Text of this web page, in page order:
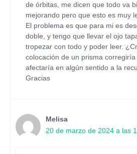
de órbitas, me dicen que todo va
mejorando pero que esto es muy
El problema es que para mi es
doble, y tengo que llevar el ojo
tropezar con todo y poder leer.
colocación de un prisma
afectaría en algún sentido a la
Gracias
Melisa
20 de marzo de 2024 a las